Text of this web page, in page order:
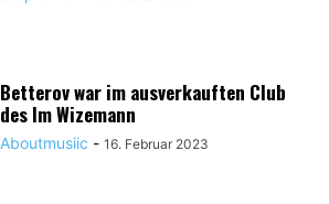
Betterov war im ausverkauften Club
des Im Wizemann
Aboutmusiic - 16. Februar 2023